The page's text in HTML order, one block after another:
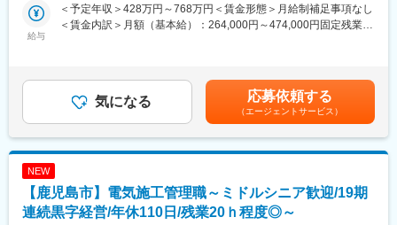
■おすすめポイント
◎施工管理経験を活かしながら発注者支援へ挑戦可能
◎1年以上のOJTと複数名体制で未経験分野も安心
【業務内容】
道路・河川・ダムなど公共工事における発注者支援業務を担当い
ただきます。工事監督支援、積算技術業務、資料作成業務などを
積算・資料作成で役割分担されており、経験やスキルに応じて担
当業務を決定します。
給与
＜予定年収＞428万円～768万円＜賃金形態＞月給制補足事項なし
＜賃金内訳＞月額（基本給）：264,000円～474,000円固定残業手
給与補足＞※給与詳細は、経験、能力、年齢を考慮します。※月給
には、みなし残業45時間分を含みます。※固定残業代（45時間
分）は、時間外労働の有無にかかわらず支給し、 45時間を超え
る時間外労働が生じた際は、追加で支給。■昇給：年1回■賞与
（正社員のみ支給対象）：年2回（昨年実績3.6ヶ月）賃金はあく
す。月給(月額)は固定手当を含めた表記です。
気になる 応募依頼する
（エージェントサービス）
NEW
【鹿児島市】電気施工管理職～ミドルシニア歓迎/19期
連続黒字経営/年休110日/残業20ｈ程度◎～